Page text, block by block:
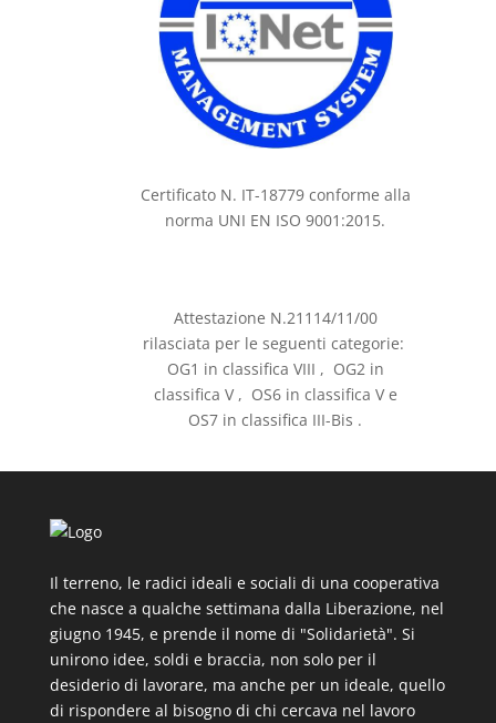
Certificato N. IT-18779 conforme alla
norma UNI EN ISO 9001:2015.
Attestazione N.21114/11/00
rilasciata per le seguenti categorie:
OG1 in classifica VIII , OG2 in
classifica V , OS6 in classifica V e
OS7 in classifica III-Bis .
Il terreno, le radici ideali e sociali di una cooperativa
che nasce a qualche settimana dalla Liberazione, nel
giugno 1945, e prende il nome di "Solidarietà". Si
unirono idee, soldi e braccia, non solo per il
desiderio di lavorare, ma anche per un ideale, quello
di rispondere al bisogno di chi cercava nel lavoro